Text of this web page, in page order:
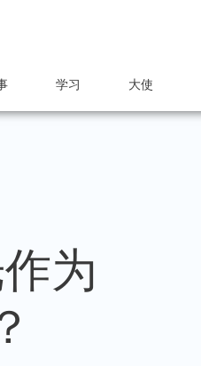
学习 大使
为